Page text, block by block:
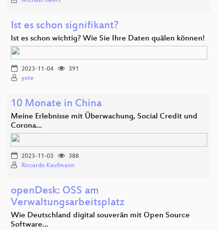
Ist es schon signifikant?
Ist es schon wichtig? Wie Sie Ihre Daten quälen können!
2023-11-04
391
yote
10 Monate in China
Meine Erlebnisse mit Überwachung, Social Credit und
Corona…
2023-11-03
388
Riccardo Kaufmann
openDesk: OSS am
Verwaltungsarbeitsplatz
Wie Deutschland digital souverän mit Open Source
Software…